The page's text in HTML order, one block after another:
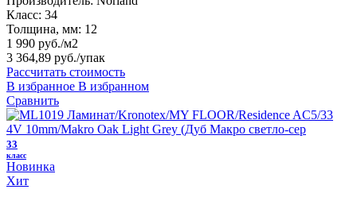
Класс: 34
Толщина, мм: 12
1 990 руб./м2
3 364,89 руб./упак
Рассчитать стоимость
В избранное В избранном
Сравнить
33
класс
Новинка
Хит